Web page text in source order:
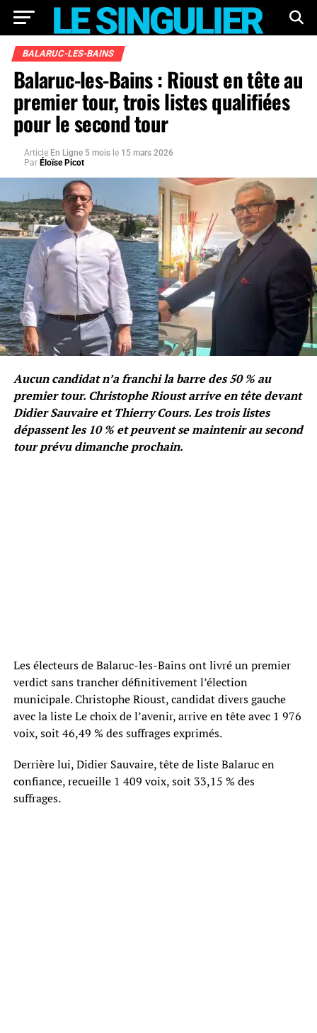
BALARUC-LES-BAINS
Balaruc-les-Bains : Rioust en tête au
premier tour, trois listes qualifiées
pour le second tour
Article En Ligne 5 mois le 15 mars 2026
Par Éloïse Picot
Aucun candidat n’a franchi la barre des 50 % au
premier tour. Christophe Rioust arrive en tête devant
Didier Sauvaire et Thierry Cours. Les trois listes
dépassent les 10 % et peuvent se maintenir au second
tour prévu dimanche prochain.
Les électeurs de Balaruc-les-Bains ont livré un premier
verdict sans trancher définitivement l’élection
municipale. Christophe Rioust, candidat divers gauche
avec la liste Le choix de l’avenir, arrive en tête avec 1 976
voix, soit 46,49 % des suffrages exprimés.
Derrière lui, Didier Sauvaire, tête de liste Balaruc en
confiance, recueille 1 409 voix, soit 33,15 % des
suffrages.